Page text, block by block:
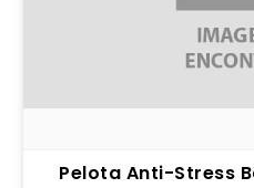
Pelota Anti-Stress